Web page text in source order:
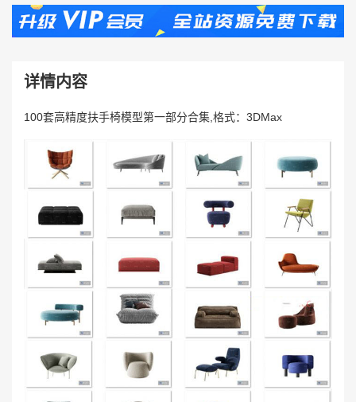
详情内容
100套高精度扶手椅模型第一部分合集,格式：3DMax